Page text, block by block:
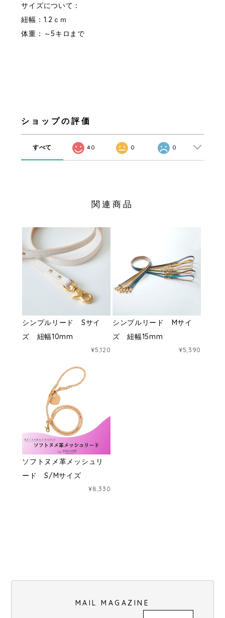
サイズについて：
紐幅：1.2ｃｍ
体重：～5キロまで
ショップの評価
すべて 40 0 0
関連商品
シンプルリード Sサイ
ズ 紐幅10mm
¥5,120
シンプルリード Mサイ
ズ 紐幅15mm
¥5,390
ソフトヌメ革メッシュリ
ード S/Mサイズ
¥8,330
MAIL MAGAZINE